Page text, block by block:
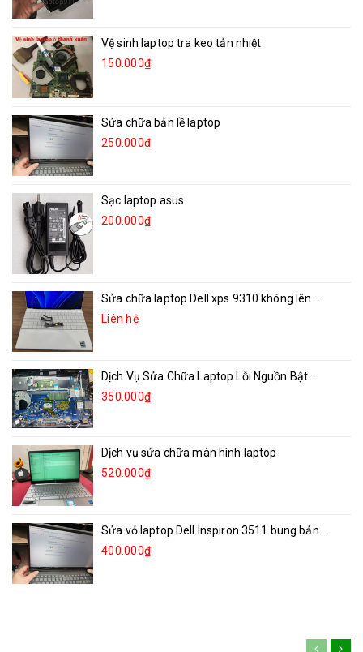
Vệ sinh laptop tra keo tản nhiệt
150.000₫
Sửa chữa bản lề laptop
250.000₫
Sạc laptop asus
200.000₫
Sửa chữa laptop Dell xps 9310 không lên...
Liên hệ
Dịch Vụ Sửa Chữa Laptop Lỗi Nguồn Bật...
350.000₫
Dịch vụ sửa chữa màn hình laptop
520.000₫
Sửa vỏ laptop Dell Inspiron 3511 bung bản...
400.000₫